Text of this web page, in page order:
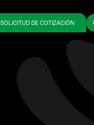
SOLICITUD DE COTIZACIÓN